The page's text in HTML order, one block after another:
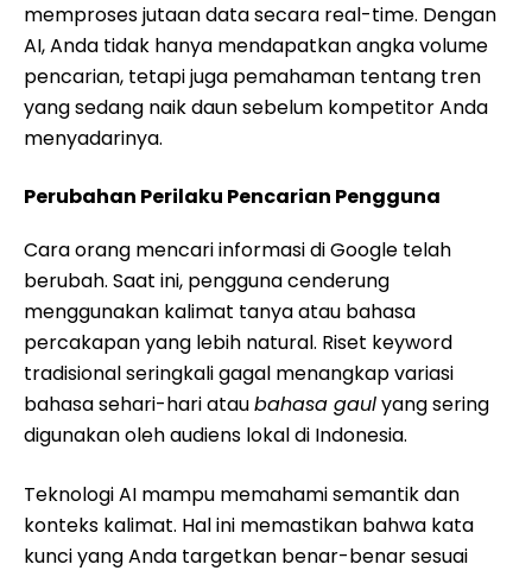
memproses jutaan data secara real-time. Dengan
AI, Anda tidak hanya mendapatkan angka volume
pencarian, tetapi juga pemahaman tentang tren
yang sedang naik daun sebelum kompetitor Anda
menyadarinya.
Perubahan Perilaku Pencarian Pengguna
Cara orang mencari informasi di Google telah
berubah. Saat ini, pengguna cenderung
menggunakan kalimat tanya atau bahasa
percakapan yang lebih natural. Riset keyword
tradisional seringkali gagal menangkap variasi
bahasa sehari-hari ataubahasa gaulyang sering
digunakan oleh audiens lokal di Indonesia.
Teknologi AI mampu memahami semantik dan
konteks kalimat. Hal ini memastikan bahwa kata
kunci yang Anda targetkan benar-benar sesuai